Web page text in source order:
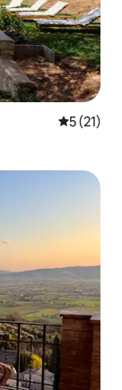
平均评分
5 (21)